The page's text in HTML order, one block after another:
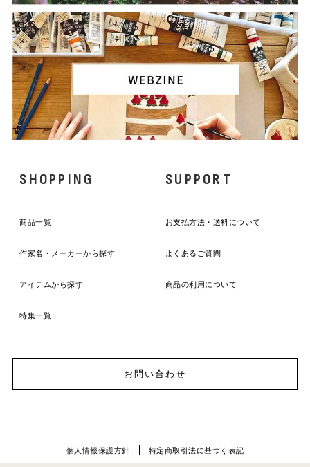
SHOPPING
商品一覧
作家名・メーカーから探す
アイテムから探す
特集一覧
SUPPORT
お支払方法・送料について
よくあるご質問
商品の利用について
お問い合わせ
個人情報保護方針 特定商取引法に基づく表記